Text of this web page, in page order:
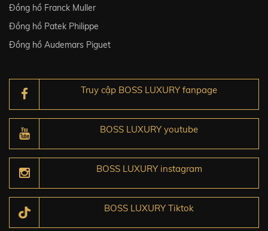
Đồng hồ Franck Muller
Đồng hồ Patek Philippe
Đồng hồ Audemars Piguet
Truy cập BOSS LUXURY fanpage
BOSS LUXURY youtube
BOSS LUXURY instagram
BOSS LUXURY Tiktok